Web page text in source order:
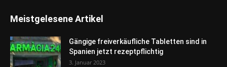
Meistgelesene Artikel
Gängige freiverkäufliche Tabletten sind in
Spanien jetzt rezeptpflichtig
3. Januar 2023